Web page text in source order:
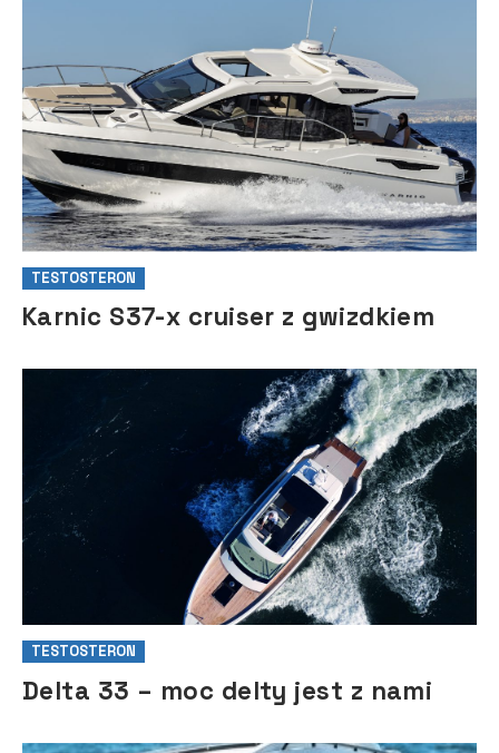
TESTOSTERON
Karnic S37-x cruiser z gwizdkiem
TESTOSTERON
Delta 33 – moc delty jest z nami